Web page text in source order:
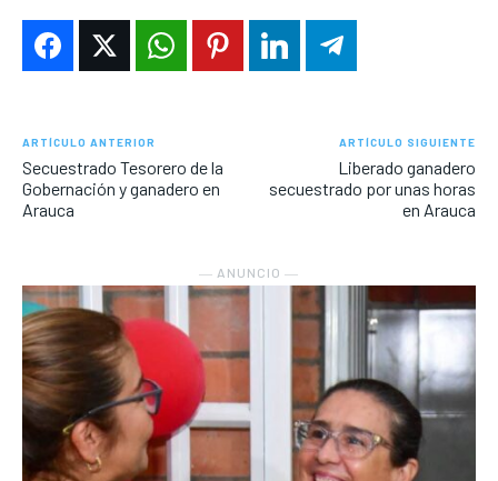
ARTÍCULO ANTERIOR
Secuestrado Tesorero de la
Gobernación y ganadero en
Arauca
ARTÍCULO SIGUIENTE
Liberado ganadero
secuestrado por unas horas
en Arauca
― ANUNCIO ―